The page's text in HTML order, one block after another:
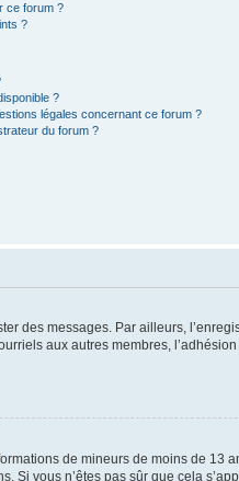
ce forum ?
?
?
légales concernant ce forum ?
du forum ?
des messages. Par ailleurs,
aux autres membres,
de mineurs de moins de 13
Si vous n’êtes pas sûr que cela